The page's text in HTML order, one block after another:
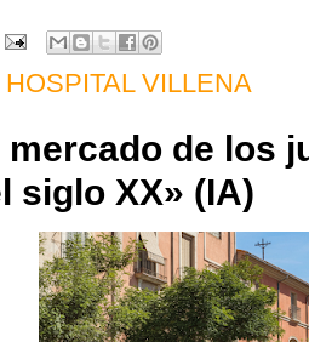
VILLENA
mercado de los
siglo XX» (IA)